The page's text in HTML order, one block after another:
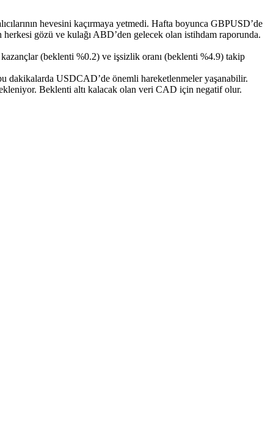
hevesini kaçırmaya yetmedi. Hafta boyunca GBPUSD’de
gözü ve kulağı ABD’den gelecek olan istihdam raporunda.
(beklenti %0.2) ve işsizlik oranı (beklenti %4.9) takip
dakikalarda USDCAD’de önemli hareketlenmeler yaşanabilir.
Beklenti altı kalacak olan veri CAD için negatif olur.